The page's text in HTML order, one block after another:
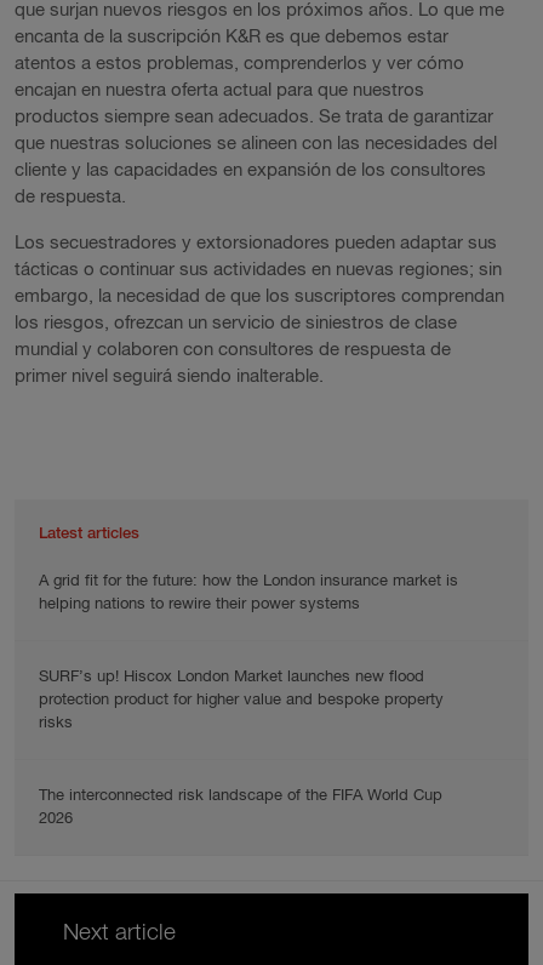
que surjan nuevos riesgos en los próximos años. Lo que me
encanta de la suscripción K&R es que debemos estar
atentos a estos problemas, comprenderlos y ver cómo
encajan en nuestra oferta actual para que nuestros
productos siempre sean adecuados. Se trata de garantizar
que nuestras soluciones se alineen con las necesidades del
cliente y las capacidades en expansión de los consultores
de respuesta.
Los secuestradores y extorsionadores pueden adaptar sus
tácticas o continuar sus actividades en nuevas regiones; sin
embargo, la necesidad de que los suscriptores comprendan
los riesgos, ofrezcan un servicio de siniestros de clase
mundial y colaboren con consultores de respuesta de
primer nivel seguirá siendo inalterable.
Latest articles
A grid fit for the future: how the London insurance market is
helping nations to rewire their power systems
SURF’s up! Hiscox London Market launches new flood
protection product for higher value and bespoke property
risks
The interconnected risk landscape of the FIFA World Cup
2026
Next article